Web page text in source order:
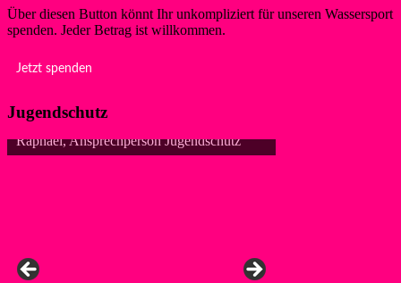
Über diesen Button könnt Ihr unkompliziert für unseren Wassersport
spenden. Jeder Betrag ist willkommen.
Jetzt spenden
Jugendschutz
Raphael, Ansprechperson Jugendschutz